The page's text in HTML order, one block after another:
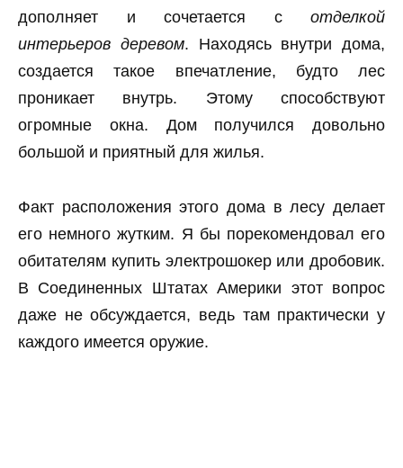
дополняет и сочетается с отделкой
интерьеров деревом. Находясь внутри дома,
создается такое впечатление, будто лес
проникает внутрь. Этому способствуют
огромные окна. Дом получился довольно
большой и приятный для жилья.
Факт расположения этого дома в лесу делает
его немного жутким. Я бы порекомендовал его
обитателям купить электрошокер или дробовик.
В Соединенных Штатах Америки этот вопрос
даже не обсуждается, ведь там практически у
каждого имеется оружие.